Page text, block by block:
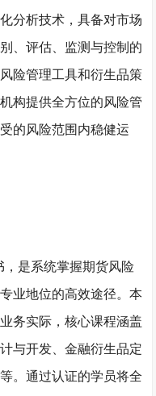
分析技术，具备对市场
、评估、监测与控制的
险管理工具和衍生品策
构提供全方位的风险管
的风险范围内稳健运
是系统掌握期货风险
业地位的高效途径。本
务实际，核心课程涵盖
与开发、金融衍生品定
。通过认证的学员将全